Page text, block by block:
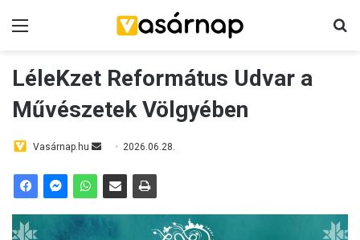
LéleKzet Református Udvar a
Művészetek Völgyében
Vasárnap.hu
a
2026.06.28.